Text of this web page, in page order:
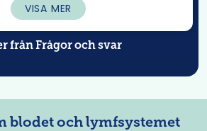
VISA MER
frånFrågor och svar
blodet och lymfsystemet